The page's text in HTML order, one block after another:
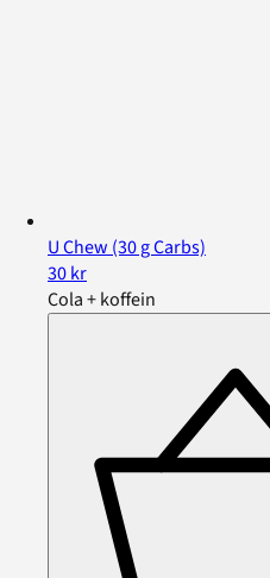
U Chew (30 g Carbs)
30 kr
Cola + koffein